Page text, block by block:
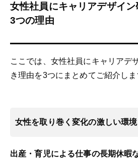
女性社員にキャリアデザイン
3つの理由
ここでは、女性社員にキャリアデ
き理由を3つにまとめてご紹介しま
女性を取り巻く変化の激しい環境
出産・育児による仕事の長期休暇